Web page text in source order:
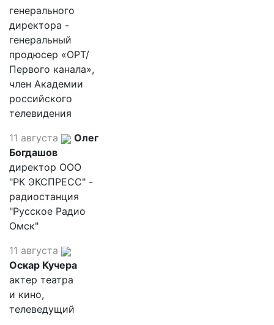
генерального
директора -
генеральный
продюсер «ОРТ/
Первого канала»,
член Академии
российского
телевидения
11 августа
Олег
Богдашов
директор ООО
"РК ЭКСПРЕСС" -
радиостанция
"Русское Радио
Омск"
11 августа
Оскар Кучера
актер театра
и кино,
телеведущий